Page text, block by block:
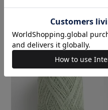
カートに入れる